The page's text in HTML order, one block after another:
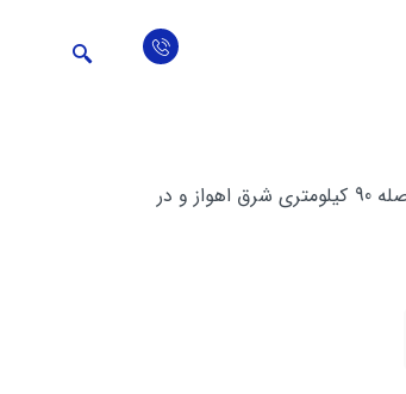
سد مخزني جره در جنوب غربي ايران در استان خوزستان و در 35 كيلومتري شمال شرق شهرستان رامهرمز، در نزديكي روستاي جره و در فاصله 90 كيلومتري شرق اهواز و در